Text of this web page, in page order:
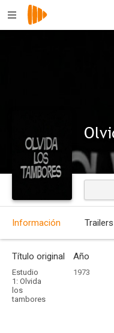
Información Trailers
Título original
Estudio
1: Olvida
los
tambores
Año
1973